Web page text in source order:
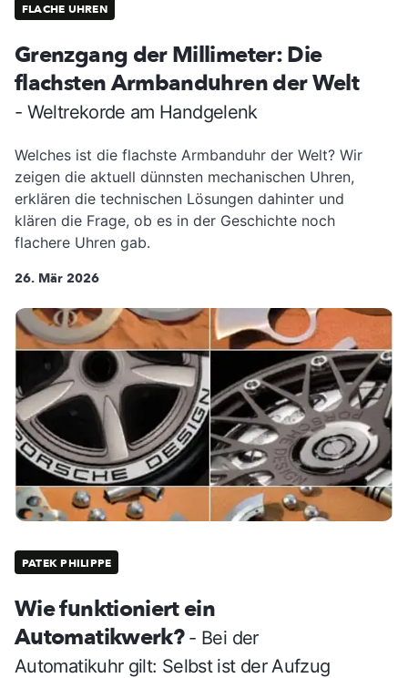
FLACHE UHREN
Grenzgang der Millimeter: Die
flachsten Armbanduhren der Welt
- Weltrekorde am Handgelenk
Welches ist die flachste Armbanduhr der Welt? Wir
zeigen die aktuell dünnsten mechanischen Uhren,
erklären die technischen Lösungen dahinter und
klären die Frage, ob es in der Geschichte noch
flachere Uhren gab.
26. Mär 2026
PATEK PHILIPPE
Wie funktioniert ein
Automatikwerk? - Bei der
Automatikuhr gilt: Selbst ist der Aufzug